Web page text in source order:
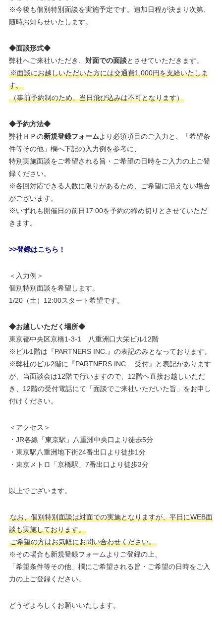
※今後も個別特別面談を実施予定です。追加日程が決まり次第、
随時お知らせいたします。
◆面談形式◆
弊社へご来社いただき、 対面での面談とさせていただきます。
※面談にお越しいただいた方には交通費1,000円を支給いたしま
す。
（事前予約制のため、当日飛び込みは不可となります）
◆予約方法◆
弊社ＨＰの新規登録フォームより必須項目のご入力と、「希望条
件等その他」欄へ下記の入力例を参考に、
特別実施面談をご希望される旨・ご希望の日時をご入力の上ご登
録ください。
※各回対応できる人数に限りがあるため、ご希望に沿えない場合
がございます。
※いずれも開催日の前日17:00を予約の締め切りとさせていただ
きます。
>>登録はこちら！
＜入力例＞
個別特別面談を希望します。
1/20（土）12:00スタート希望です。
◆お越しいただく場所◆
東京都中央区京橋1-3-1 八重洲口大栄ビル12階
※ビル1階は『PARTNERS INC.』の表記のみとなっております。
※弊社のビル2階に『PARTNERS INC. 受付』と表記があります
が、当面談会は12階で行いますので、12階へ直接お越しいただ
き、12階の受付電話にて「面談でご来社いただいた旨」をお申し
付けください。
＜アクセス＞
・JR各線「東京駅」八重洲中央口より徒歩5分
・東京駅八重洲地下街24番出口より徒歩1分
・東京メトロ「京橋駅」7番出口より徒歩3分
以上でございます。
なお、個別特別面談は対面での実施となりますが、平日にWEB面
談も実施しております。
ご希望の方はお気軽にお問い合わせください。
※その場合も新規登録フォームよりご登録の上、
「希望条件等その他」欄にご希望される旨・ご希望の日時をご入
力の上ご登録ください。
どうぞよろしくお願いいたします。